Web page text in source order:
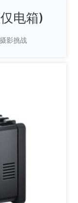
电箱)
影挑战